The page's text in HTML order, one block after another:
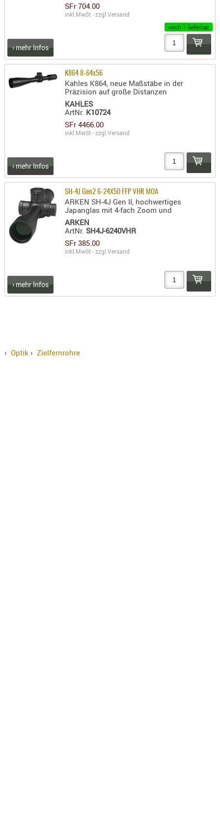
SFr 704.00
inkl.MwSt - zzgl.Versand
noch 1 lieferbar
› mehr Infos
K864 8-64x56
Kahles K864, neue Maßstäbe in der
Präzision auf große Distanzen
KAHLES
ArtNr. K10724
SFr 4466.00
inkl.MwSt - zzgl.Versand
› mehr Infos
SH-4J Gen2 6-24X50 FFP VHR MOA
ARKEN SH-4J Gen II, hochwertiges
Japanglas mit 4-fach Zoom und
ARKEN
ArtNr.SH4J-6240VHR
SFr 385.00
inkl.MwSt - zzgl.Versand
› mehr Infos
› Optik› Zielfernrohre